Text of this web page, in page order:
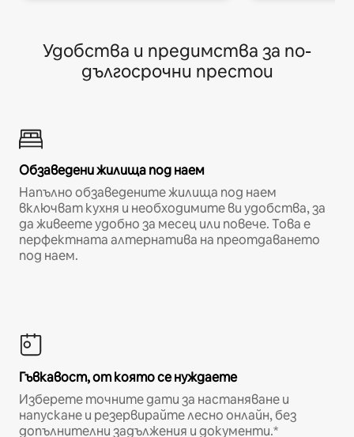
Удобства и предимства за по-
дългосрочни престои
Обзаведени жилища под наем
Напълно обзаведените жилища под наем
включват кухня и необходимите ви удобства, за
да живеете удобно за месец или повече. Това е
перфектната алтернатива на преотдаването
под наем.
Гъвкавост, от която се нуждаете
Изберете точните дати за настаняване и
напускане и резервирайте лесно онлайн, без
допълнителни задължения и документи.*